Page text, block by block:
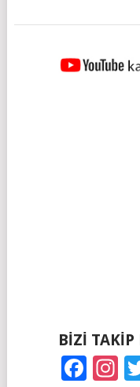
YAZILAR
BIZI TAKIP